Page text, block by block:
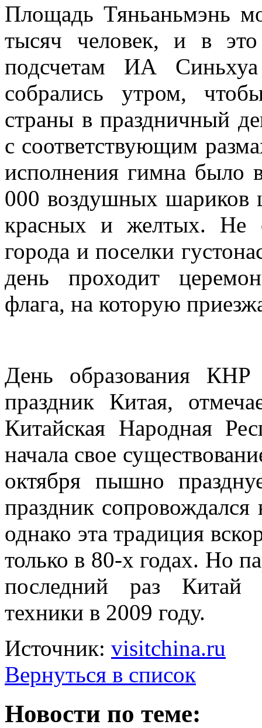
Площадь Тяньаньмэнь
тысяч человек, и в
подсчетам ИА
собрались утром,
страны в праздничный
с соответствующим
исполнения гимна было
000 воздушных шариков
красных и желтых. Не
города и поселки
день проходит
флага, на которую
День образования КНР
праздник Китая,
Китайская Народная
начала свое
октября пышно
праздник
однако эта традиция
только в 80-х годах. Но
последний раз Китай
техники в 2009 году.
Источник: visitchina.ru
Вернуться в список
Новости по теме: